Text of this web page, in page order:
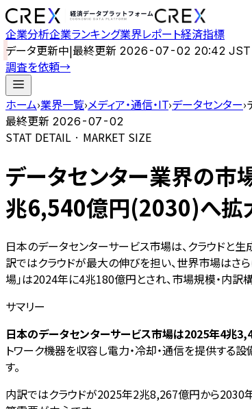
企業分析企業ランキング業界レポート経済指標
データ更新中|最終更新 2026-07-02 20:42 JST
調査を依頼→
ホーム›業界一覧›メディア・通信・IT›データセンター›
最終更新 2026-07-02
STAT DETAIL · MARKET SIZE
データセンター業界の
兆6,540億円(2030)へ拡
日本のデータセンターサービス市場は、クラウド
訳ではクラウドが最大の伸びを担い、世界市場はさ
場」は2024年に4兆180億円とされ、市場規模・内訳
サマリー
日本のデータセンターサービス市場は2025年4兆
トワーク機器を収容し電力・冷却・通信を提供する
す。
内訳ではクラウドが2025年2兆8,267億円から2030